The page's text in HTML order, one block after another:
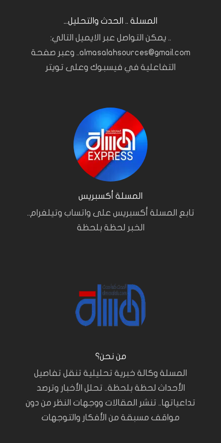
المسلة .. الحدث والتحليل...
.. يمكن التواصل عبر الايميل التالي:
almasalahsources@gmail.com.. وعبر صفحة
التفاعلية في فيسبوك وعلى تويتر
المسلة أكسبريس
تابع المسلة أكسبريس على واتساب وتيلغرام..
الخبر لحظة بلحظة
من نحن؟
المسلة وكالة خبرية تحليلية تنقل تفاصيل
الأحداث لحظة بلحظة.. تحلل الأخبار وترصد
تداعياتها.. تنشر المقالات ووجهات النظر من دون
مواقف مسبقة من الأفكار والتوجهات